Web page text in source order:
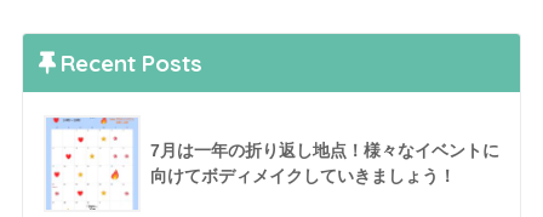
Recent Posts
7月は一年の折り返し地点！様々なイベントに
向けてボディメイクしていきましょう！